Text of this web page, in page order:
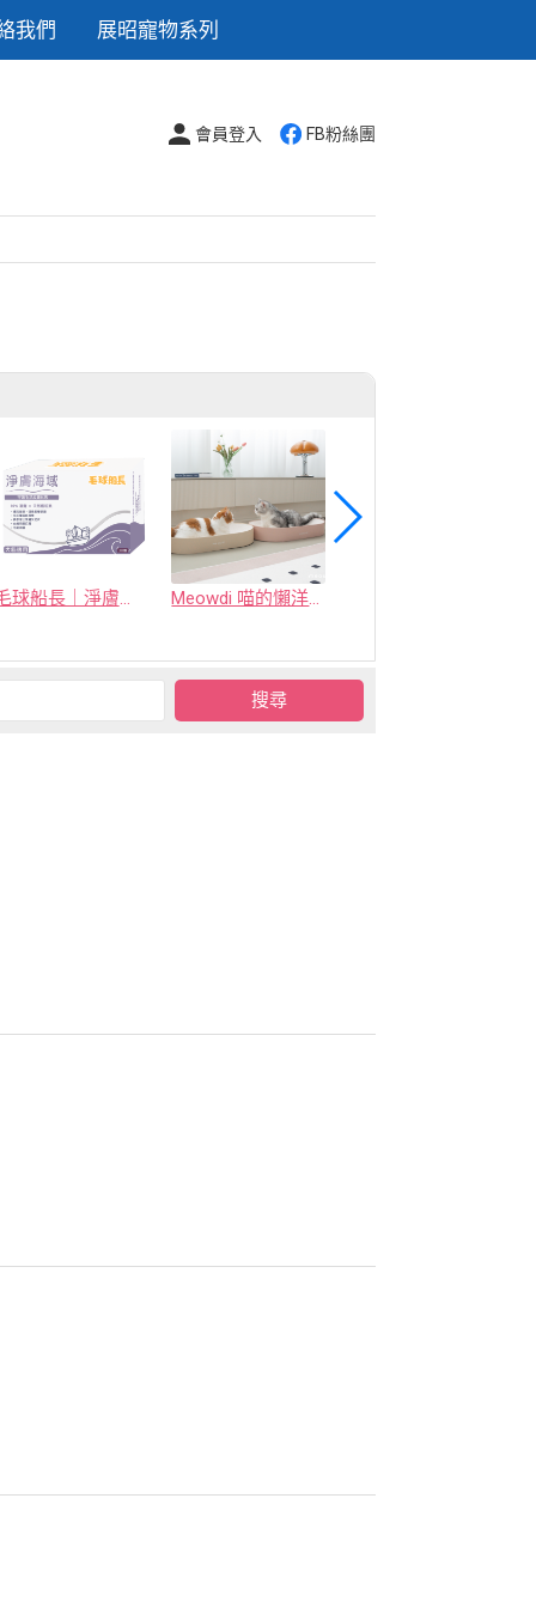
我們 展昭寵物系列
會員登入 FB粉絲團
毛球船長｜淨膚海域 Meowdi 喵的懶洋洋貓抓板